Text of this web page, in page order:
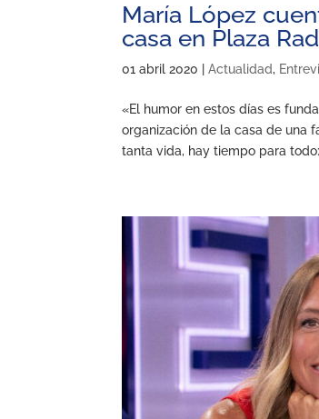
María López
casa en Plaza
01 abril 2020 |Actualidad,
«El humor en estos días es
organización de la casa de una
tanta vida, hay tiempo para